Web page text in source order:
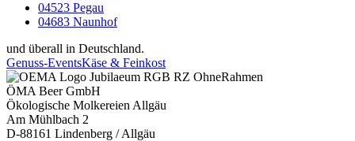
04523 Pegau
04683 Naunhof
und überall in Deutschland.
Genuss-EventsKäse & Feinkost
ÖMA Beer GmbH
Ökologische Molkereien Allgäu
Am Mühlbach 2
D-88161 Lindenberg / Allgäu